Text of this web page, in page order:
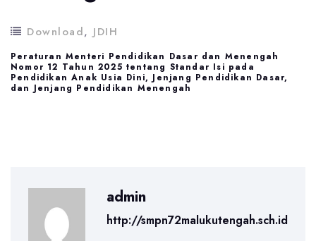
Download, JDIH
Peraturan Menteri Pendidikan Dasar dan Menengah
Nomor 12 Tahun 2025 tentang Standar Isi pada
Pendidikan Anak Usia Dini, Jenjang Pendidikan Dasar,
dan Jenjang Pendidikan Menengah
admin
http://smpn72malukutengah.sch.id